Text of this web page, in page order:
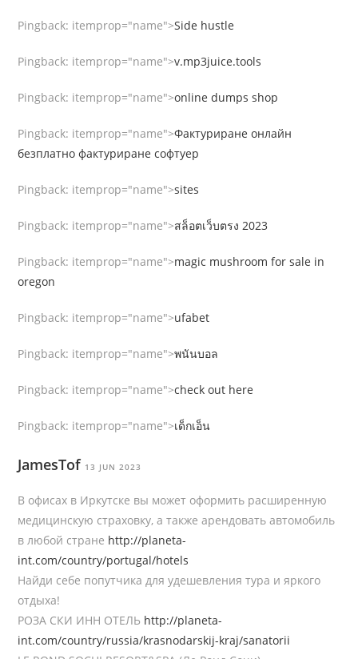
Pingback: itemprop="name">Side hustle
Pingback: itemprop="name">v.mp3juice.tools
Pingback: itemprop="name">online dumps shop
Pingback: itemprop="name">Фактуриране онлайн
безплатно фактуриране софтуер
Pingback: itemprop="name">sites
Pingback: itemprop="name">สล็อตเว็บตรง 2023
Pingback: itemprop="name">magic mushroom for sale in
oregon
Pingback: itemprop="name">ufabet
Pingback: itemprop="name">พนันบอล
Pingback: itemprop="name">check out here
Pingback: itemprop="name">เด็กเอ็น
JamesTof 13 JUN 2023
В офисах в Иркутске вы может оформить расширенную
медицинскую страховку, а также арендовать автомобиль
в любой стране http://planeta-
int.com/country/portugal/hotels
Найди себе попутчика для удешевления тура и яркого
отдыха!
РОЗА СКИ ИНН ОТЕЛЬ http://planeta-
int.com/country/russia/krasnodarskij-kraj/sanatorii